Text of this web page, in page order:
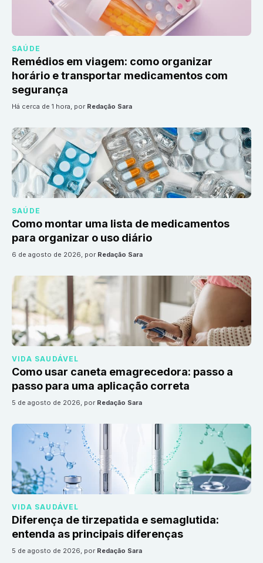
SAÚDE
Remédios em viagem: como organizar
horário e transportar medicamentos com
segurança
há cerca de 1 hora, por Redação Sara
SAÚDE
Como montar uma lista de medicamentos
para organizar o uso diário
6 de agosto de 2026, por Redação Sara
VIDA SAUDÁVEL
Como usar caneta emagrecedora: passo a
passo para uma aplicação correta
5 de agosto de 2026, por Redação Sara
VIDA SAUDÁVEL
Diferença de tirzepatida e semaglutida:
entenda as principais diferenças
5 de agosto de 2026, por Redação Sara